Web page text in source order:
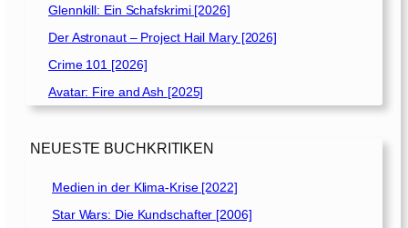
Glennkill: Ein Schafskrimi [2026]
Der Astronaut – Project Hail Mary [2026]
Crime 101 [2026]
Avatar: Fire and Ash [2025]
NEUESTE BUCHKRITIKEN
Medien in der Klima-Krise [2022]
Star Wars: Die Kundschafter [2006]